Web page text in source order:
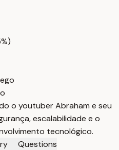
o youtuber Abraham e seu
escalabilidade e o
tecnológico.
Questions